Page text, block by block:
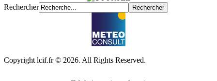
Rechercher
Copyright lcif.fr © 2026. All Rights Reserved.